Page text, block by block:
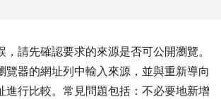
請先確認要求的來源是否可公開瀏覽。
覽器的網址列中輸入來源，並與重新導向
進行比較。常見問題包括：不必要地新增